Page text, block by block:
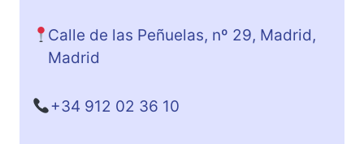
Calle de las Peñuelas, nº 29, Madrid,
Madrid
+34 912 02 36 10